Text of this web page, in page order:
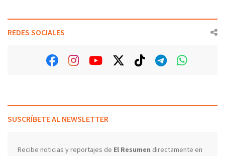
REDES SOCIALES
SUSCRÍBETE AL NEWSLETTER
Recibe noticias y reportajes de El Resumen directamente en